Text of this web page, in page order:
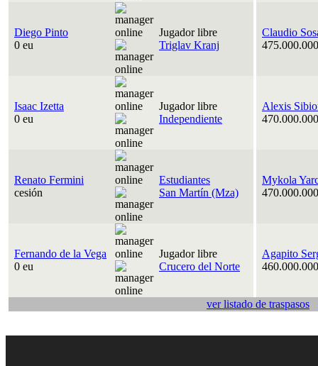
Diego Pinto
0 eu
Jugador libre
Triglav Kranj
Claudio
Isaac Izetta
0 eu
Jugador libre
Independiente
Alexis
Renato Fermini
cesión
Estudiantes
San Martín (Mza)
Mykola
Fernando de la Vega
0 eu
Jugador libre
Crucero del Norte
Agapito
ver listado de traspasos